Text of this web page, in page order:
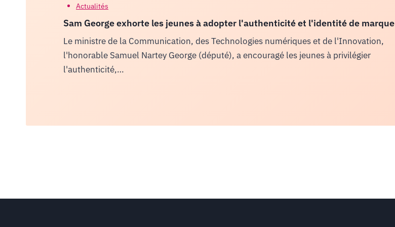
Actualités
Sam George exhorte les jeunes à adopter l'authenticité et l'identité de marque
Le ministre de la Communication, des Technologies numériques et de l'Innovation,
l'honorable Samuel Nartey George (député), a encouragé les jeunes à privilégier
l'authenticité,…